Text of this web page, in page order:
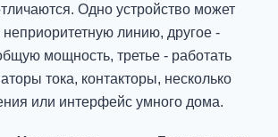
Одно устройство может
неприоритетную линию, другое -
мощность, третье - работать
тока, контакторы, несколько
или интерфейс умного дома.